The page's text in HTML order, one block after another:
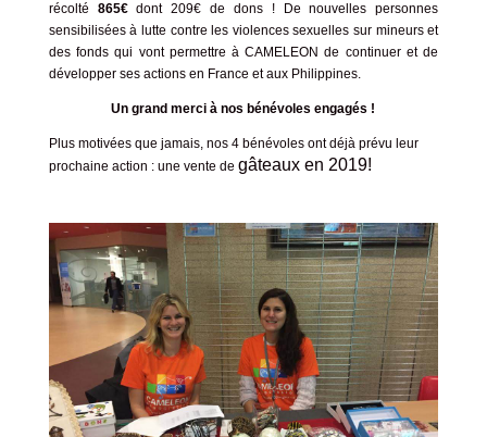
récolté 865€dont 209€ de dons ! De nouvelles personnes
sensibilisées à lutte contre les violences sexuelles sur mineurs et
des fonds qui vont permettre à CAMELEON de continuer et de
développer ses actions en France et aux Philippines.
Un grand merci à nos bénévoles engagés !
Plus motivées que jamais, nos 4 bénévoles ont déjà prévu leur
prochaine action : une vente de gâteaux en 2019!